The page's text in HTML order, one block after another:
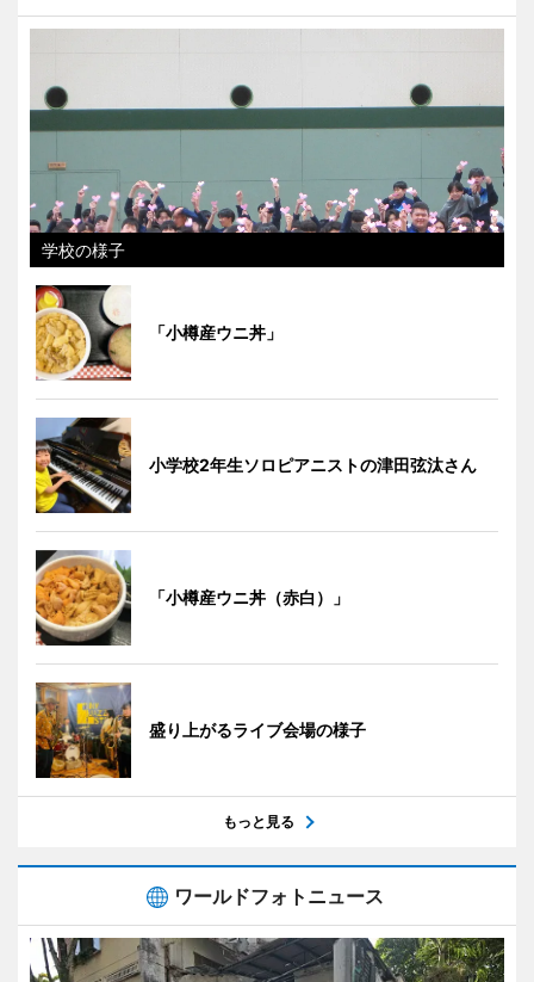
学校の様子
「小樽産ウニ丼」
小学校2年生ソロピアニストの津田弦汰さん
「小樽産ウニ丼（赤白）」
盛り上がるライブ会場の様子
もっと見る
ワールドフォトニュース